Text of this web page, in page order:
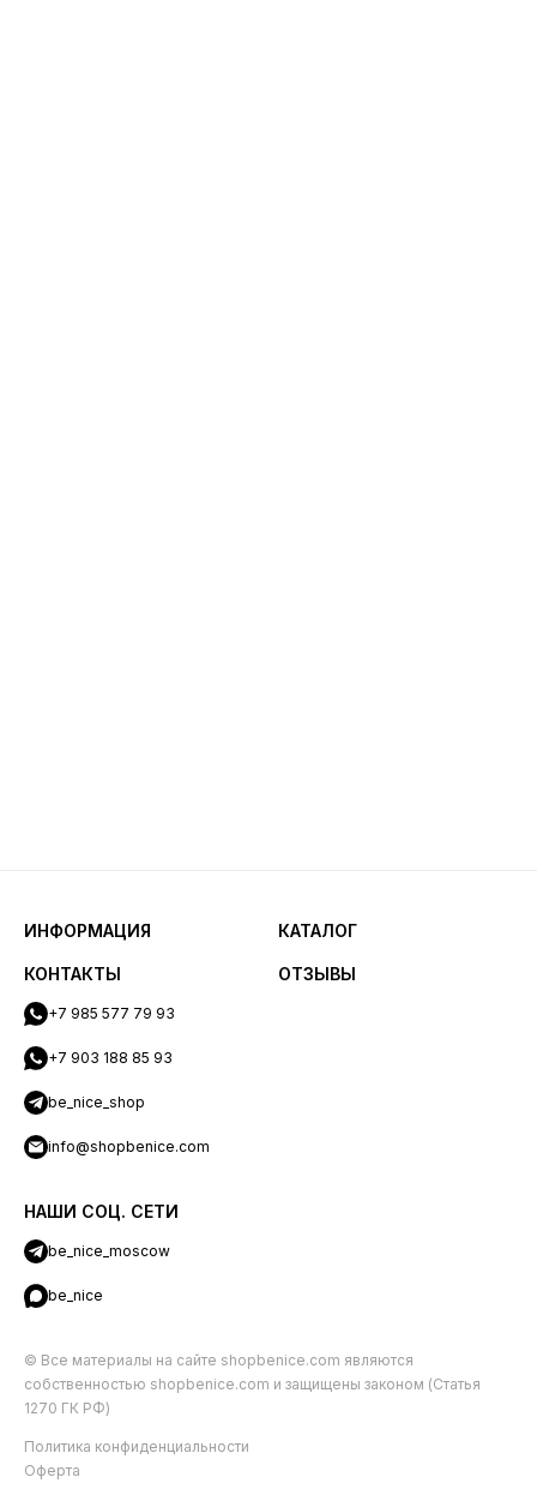
ИНФОРМАЦИЯ КАТАЛОГ
КОНТАКТЫ
+7 985 577 79 93
+7 903 188 85 93
be_nice_shop
info@shopbenice.com
НАШИ СОЦ. СЕТИ
be_nice_moscow
be_nice
ОТЗЫВЫ
© Все материалы на сайте shopbenice.com являются
собственностью shopbenice.com и защищены законом (Статья
1270 ГК РФ)
Политика конфиденциальности
Оферта